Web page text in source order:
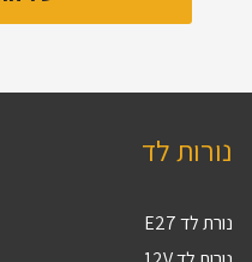
נורות לד
נורת לד E27